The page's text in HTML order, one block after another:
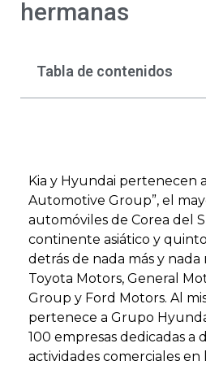
hermanas
Tabla de contenidos
Kia y Hyundai pertenecen
Automotive Group”, el
automóviles de Corea del
continente asiático y
detrás de nada más y
Toyota Motors, General
Group y Ford Motors. Al
pertenece a Grupo
100 empresas dedicadas a
actividades comerciales